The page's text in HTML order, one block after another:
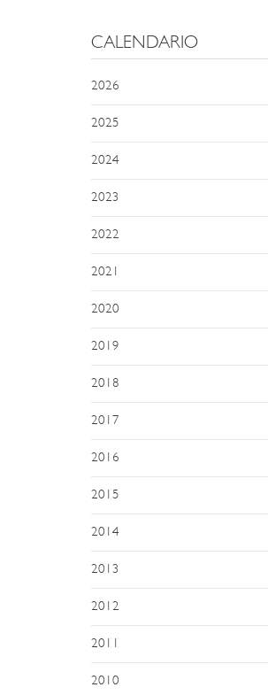
CALENDARIO
2026
2025
2024
2023
2022
2021
2020
2019
2018
2017
2016
2015
2014
2013
2012
2011
2010